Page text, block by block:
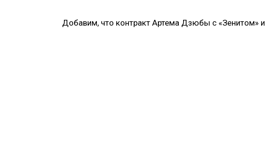
Добавим, что контракт Артема Дзюбы с «Зенитом»